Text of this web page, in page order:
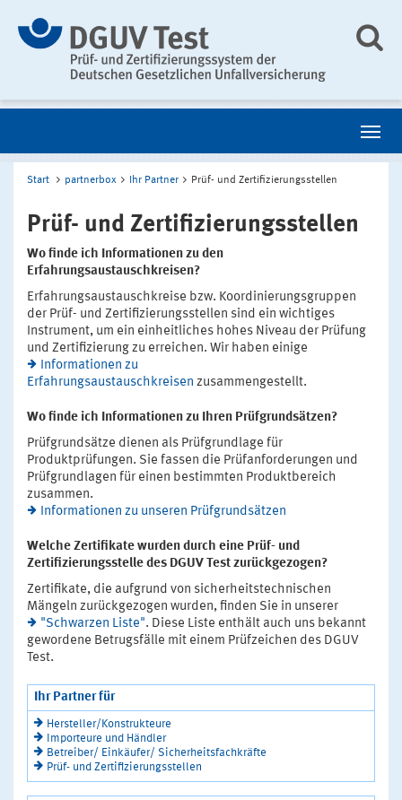
Start partnerbox Ihr Partner Prüf- und Zertifizierungsstellen
Prüf- und Zertifizierungsstellen
Wo finde ich Informationen zu den
Erfahrungsaustauschkreisen?
Erfahrungsaustauschkreise bzw. Koordinierungsgruppen
der Prüf- und Zertifizierungsstellen sind ein wichtiges
Instrument, um ein einheitliches hohes Niveau der Prüfung
und Zertifizierung zu erreichen. Wir haben einige
Informationen zu
Erfahrungsaustauschkreisen zusammengestellt.
Wo finde ich Informationen zu Ihren Prüfgrundsätzen?
Prüfgrundsätze dienen als Prüfgrundlage für
Produktprüfungen. Sie fassen die Prüfanforderungen und
Prüfgrundlagen für einen bestimmten Produktbereich
zusammen.
Informationen zu unseren Prüfgrundsätzen
Welche Zertifikate wurden durch eine Prüf- und
Zertifizierungsstelle des DGUV Test zurückgezogen?
Zertifikate, die aufgrund von sicherheitstechnischen
Mängeln zurückgezogen wurden, finden Sie in unserer
"Schwarzen Liste". Diese Liste enthält auch uns bekannt
gewordene Betrugsfälle mit einem Prüfzeichen des DGUV
Test.
Ihr Partner für
Hersteller/Konstrukteure
Importeure und Händler
Betreiber/ Einkäufer/ Sicherheitsfachkräfte
Prüf- und Zertifizierungsstellen